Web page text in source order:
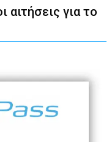
αιτήσεις για το